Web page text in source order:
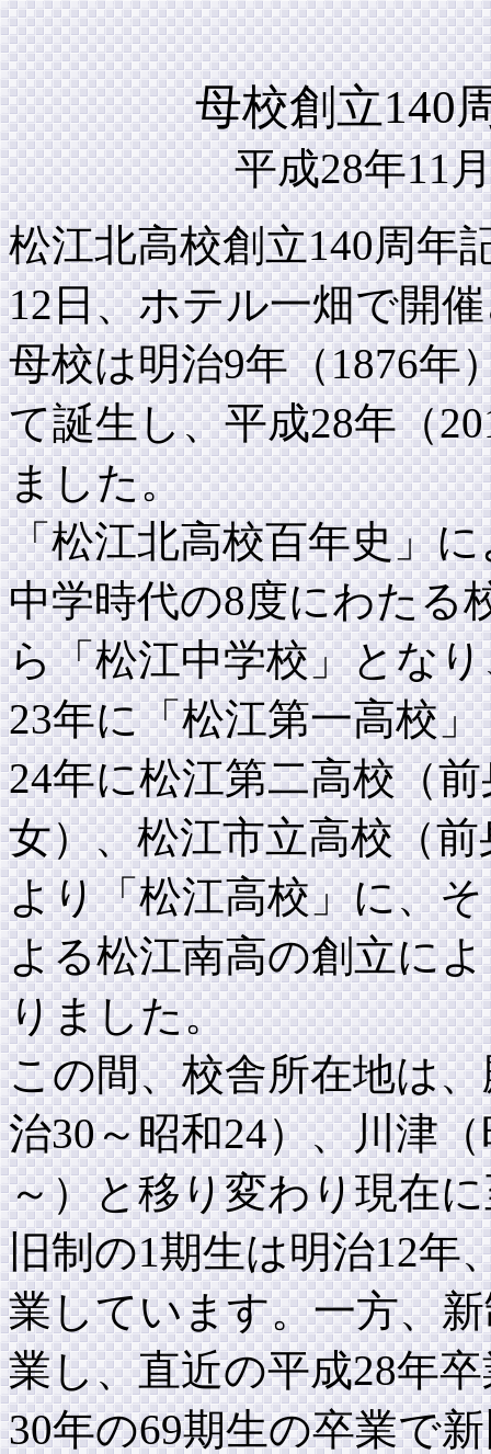
母校創立140
平成28年11
松江北高校創立140周年
12日、ホテル一畑で開
母校は明治9年（1876年
て誕生し、平成28年（
ました。
「松江北高校百年史」
中学時代の8度にわたる
ら「松江中学校」とな
23年に「松江第一高校
24年に松江第二高校（
女）、松江市立高校（
より「松江高校」に、
よる松江南高の創立に
りました。
この間、校舎所在地は
治30～昭和24）、川津
～）と移り変わり現在
旧制の1期生は明治12年
業しています。一方、
業し、直近の平成28年
30年の69期生の卒業で